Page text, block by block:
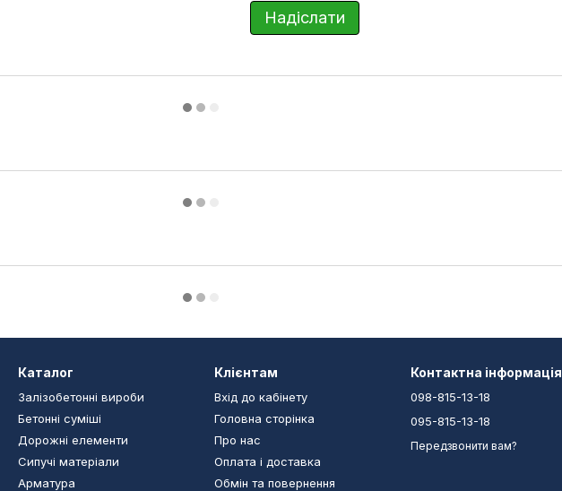
Надіслати
Каталог
Залізобетонні вироби
Бетонні суміші
Дорожні елементи
Сипучі матеріали
Арматура
Клієнтам
Вхід до кабінету
Головна сторінка
Про нас
Оплата і доставка
Обмін та повернення
Контактна інформація
098-815-13-18
095-815-13-18
Передзвонити вам?